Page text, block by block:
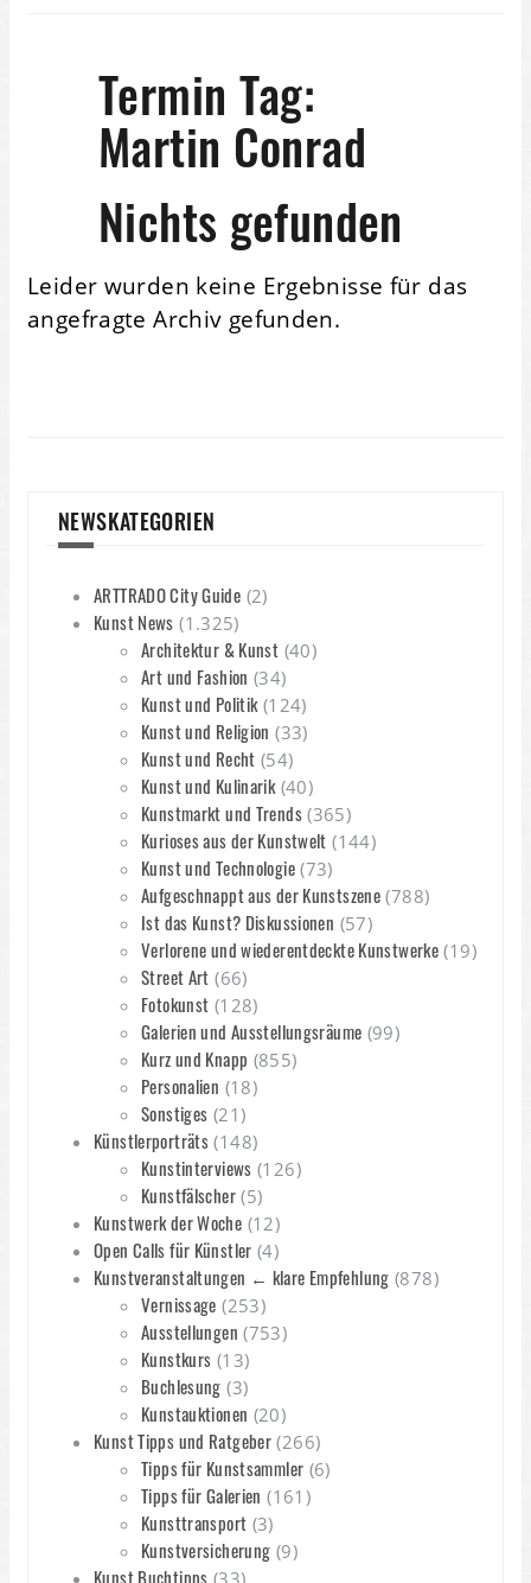
Termin Tag:
Martin Conrad
Nichts gefunden
Leider wurden keine Ergebnisse für das
angefragte Archiv gefunden.
NEWSKATEGORIEN
ARTTRADO City Guide (2)
Kunst News (1.325)
Architektur & Kunst (40)
Art und Fashion (34)
Kunst und Politik(124)
Kunst und Religion (33)
Kunst und Recht (54)
Kunst und Kulinarik(40)
Kunstmarkt und Trends(365)
Kurioses aus der Kunstwelt (144)
Kunst und Technologie(73)
Aufgeschnappt aus der Kunstszene (788)
Ist das Kunst? Diskussionen (57)
Verlorene und wiederentdeckte Kunstwerke (19)
Street Art (66)
Fotokunst (128)
Galerien und Ausstellungsräume (99)
Kurz und Knapp (855)
Personalien (18)
Sonstiges (21)
Künstlerporträts (148)
Kunstinterviews (126)
Kunstfälscher(5)
Kunstwerk der Woche (12)
Open Calls für Künstler (4)
Kunstveranstaltungen ← klare Empfehlung (878)
Vernissage (253)
Ausstellungen (753)
Kunstkurs (13)
Buchlesung (3)
Kunstauktionen (20)
Kunst Tipps und Ratgeber (266)
Tipps für Kunstsammler (6)
Tipps für Galerien (161)
Kunsttransport (3)
Kunstversicherung (9)
Kunst Buchtipps (33)